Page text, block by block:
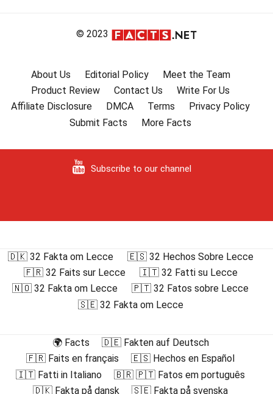
© 2023
About Us Editorial Policy
Meet the Team
Product Review
Contact Us
Write For Us
Affiliate Disclosure
DMCA Terms
Privacy Policy
Submit Facts
More Facts
Subscribe to our channel
🇩🇰 32 Fakta om Lecce
🇪🇸 32 Hechos Sobre Lecce
🇫🇷 32 Faits sur Lecce
🇮🇹 32 Fatti su Lecce
🇳🇴 32 Fakta om Lecce
🇵🇹 32 Fatos sobre Lecce
🇸🇪 32 Fakta om Lecce
🌍 Facts
🇩🇪 Fakten auf Deutsch
🇫🇷 Faits en français
🇪🇸 Hechos en Español
🇮🇹 Fatti in Italiano
🇧🇷 🇵🇹 Fatos em português
🇩🇰 Fakta på dansk
🇸🇪 Fakta på svenska